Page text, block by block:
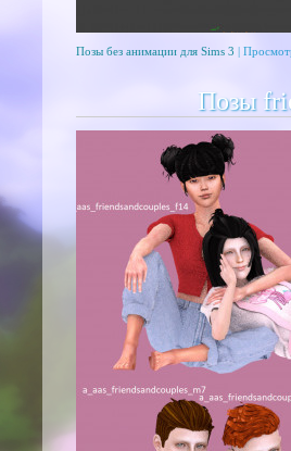
Позы без анимации для Sims 3 |
Позы